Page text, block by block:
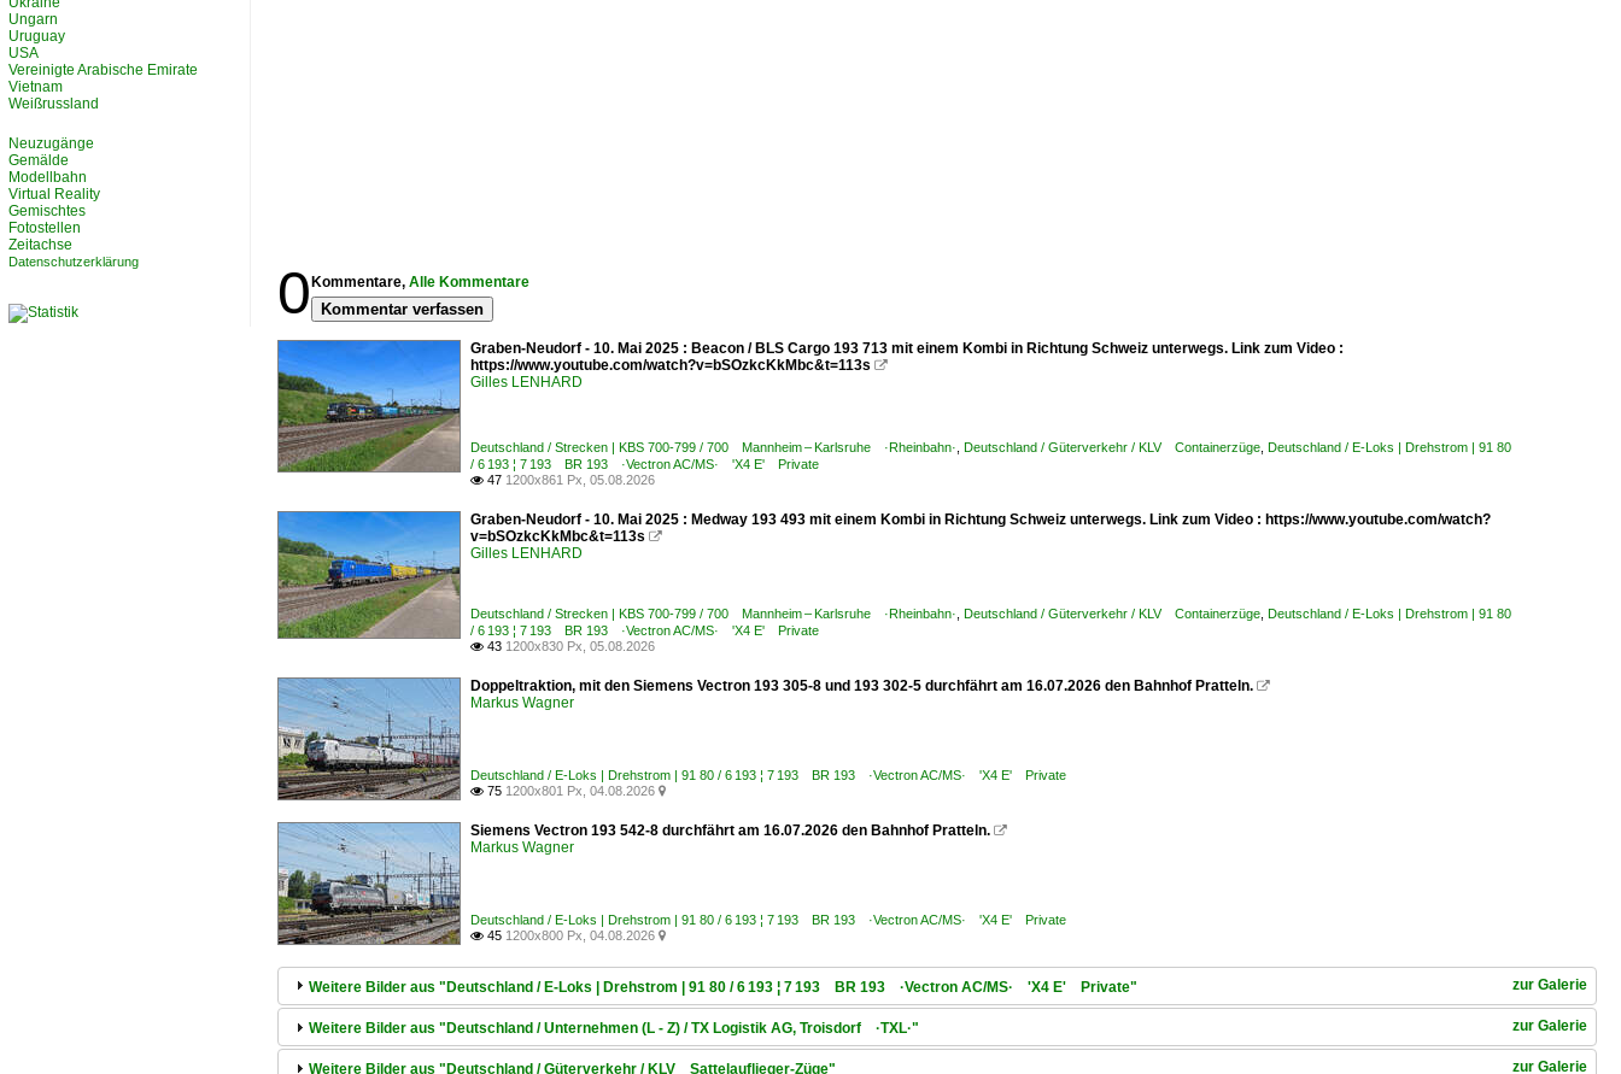
0 Kommentare, Alle Kommentare
Kommentar verfassen
Graben-Neudorf - 10. Mai 2025 : Beacon / BLS Cargo 193 713 mit einem Kombi in Richtung Schweiz unterwegs. Link zum Video :
https://www.youtube.com/watch?v=bSOzkcKkMbc&t=113s 
Gilles LENHARD
Deutschland / Strecken | KBS 700-799 / 700 Mannheim – Karlsruhe ·Rheinbahn· Deutschland / Güterverkehr / KLV Containerzüge Deutschland / E-Loks | Drehstrom | 91 80
/ 6 193 ¦ 7 193 BR 193 ·Vectron AC/MS· 'X4 E' Private
 47 1200x861 Px, 05.08.2026
Graben-Neudorf - 10. Mai 2025 : Medway 193 493 mit einem Kombi in Richtung Schweiz unterwegs. Link zum Video : https://www.youtube.com/watch?
v=bSOzkcKkMbc&t=113s 
Gilles LENHARD
Deutschland / Strecken | KBS 700-799 / 700 Mannheim – Karlsruhe ·Rheinbahn· Deutschland / Güterverkehr / KLV Containerzüge Deutschland / E-Loks | Drehstrom | 91 80
/ 6 193 ¦ 7 193 BR 193 ·Vectron AC/MS· 'X4 E' Private
 43 1200x830 Px, 05.08.2026
Doppeltraktion, mit den Siemens Vectron 193 305-8 und 193 302-5 durchfährt am 16.07.2026 den Bahnhof Pratteln. 
Markus Wagner
Deutschland / E-Loks | Drehstrom | 91 80 / 6 193 ¦ 7 193 BR 193 ·Vectron AC/MS· 'X4 E' Private
 75 1200x801 Px, 04.08.2026 
Siemens Vectron 193 542-8 durchfährt am 16.07.2026 den Bahnhof Pratteln. 
Markus Wagner
Deutschland / E-Loks | Drehstrom | 91 80 / 6 193 ¦ 7 193 BR 193 ·Vectron AC/MS· 'X4 E' Private
 45 1200x800 Px, 04.08.2026 
zur Galerie
Weitere Bilder aus "Deutschland / E-Loks | Drehstrom | 91 80 / 6 193 ¦ 7 193 BR 193 ·Vectron AC/MS· 'X4 E' Private"
zur Galerie
Weitere Bilder aus "Deutschland / Unternehmen (L - Z) / TX Logistik AG, Troisdorf ·TXL·"
zur Galerie
Weitere Bilder aus "Deutschland / Güterverkehr / KLV Sattelauflieger-Züge"
Ungarn
Uruguay
USA
Vereinigte Arabische Emirate
Vietnam
Weißrussland
Neuzugänge
Gemälde
Modellbahn
Virtual Reality
Gemischtes
Fotostellen
Zeitachse
Datenschutzerklärung